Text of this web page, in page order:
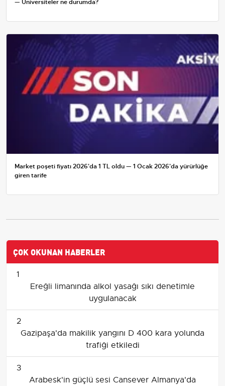
— Üniversiteler ne durumda?
Market poşeti fiyatı 2026'da 1 TL oldu — 1 Ocak 2026'da yürürlüğe
giren tarife
ÇOK OKUNAN HABERLER
1
Ereğli limanında alkol yasağı sıkı denetimle
uygulanacak
2
Gazipaşa'da makilik yangını D 400 kara yolunda
trafiği etkiledi
3
Arabesk'in güçlü sesi Cansever Almanya'da